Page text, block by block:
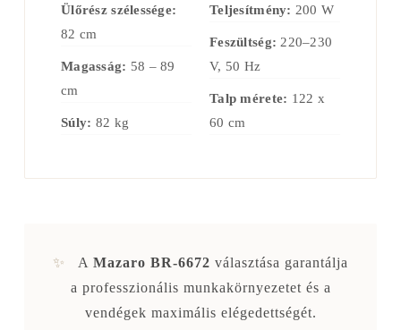
Ülőrész szélessége:
82 cm
Magasság: 58 – 89
cm
Súly: 82 kg
Teljesítmény: 200 W
Feszültség: 220–230
V, 50 Hz
Talp mérete: 122 x
60 cm
✨ A Mazaro BR-6672 választása garantálja
a professzionális munkakörnyezetet és a
vendégek maximális elégedettségét.